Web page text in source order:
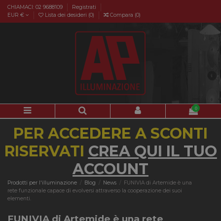
CHIAMACI: 02 9688109
Registrati
EUR €
Lista dei desideri (0) Compara (0)
0
PER ACCEDERE A SCONTI
RISERVATI CREA QUI IL TUO
ACCOUNT
Prodotti per l'illuminazione Blog News
FUNIVIA di Artemide è una
rete funzionale capace di evolversi attraverso la cooperazione dei suoi
elementi.
FUNIVIA di Artemide è una rete